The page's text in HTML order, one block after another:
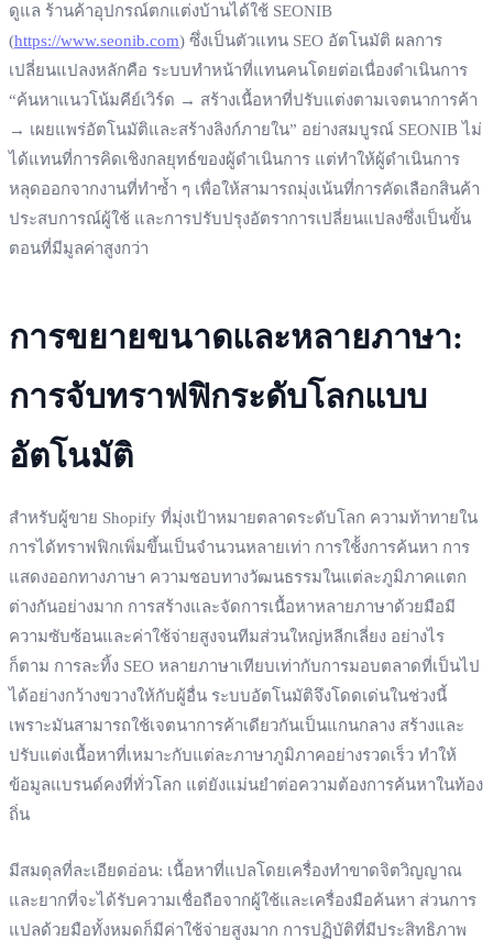
ดูแล ร้านค้าอุปกรณ์ตกแต่งบ้านได้ใช้ SEONIB
(https://www.seonib.com) ซึ่งเป็นตัวแทน SEO อัตโนมัติ ผลการ
เปลี่ยนแปลงหลักคือ ระบบทำหน้าที่แทนคนโดยต่อเนื่องดำเนินการ
“ค้นหาแนวโน้มคีย์เวิร์ด → สร้างเนื้อหาที่ปรับแต่งตามเจตนาการค้า
→ เผยแพร่อัตโนมัติและสร้างลิงก์ภายใน” อย่างสมบูรณ์ SEONIB ไม่
ได้แทนที่การคิดเชิงกลยุทธ์ของผู้ดำเนินการ แต่ทำให้ผู้ดำเนินการ
หลุดออกจากงานที่ทำซ้ำ ๆ เพื่อให้สามารถมุ่งเน้นที่การคัดเลือกสินค้า
ประสบการณ์ผู้ใช้ และการปรับปรุงอัตราการเปลี่ยนแปลงซึ่งเป็นขั้น
ตอนที่มีมูลค่าสูงกว่า
การขยายขนาดและหลายภาษา:
การจับทราฟฟิกระดับโลกแบบ
อัตโนมัติ
สำหรับผู้ขาย Shopify ที่มุ่งเป้าหมายตลาดระดับโลก ความท้าทายใน
การได้ทราฟฟิกเพิ่มขึ้นเป็นจำนวนหลายเท่า การใช้้งการค้นหา การ
แสดงออกทางภาษา ความชอบทางวัฒนธรรมในแต่ละภูมิภาคแตก
ต่างกันอย่างมาก การสร้างและจัดการเนื้อหาหลายภาษาด้วยมือมี
ความซับซ้อนและค่าใช้จ่ายสูงจนทีมส่วนใหญ่หลีกเลี่ยง อย่างไร
ก็ตาม การละทิ้ง SEO หลายภาษาเทียบเท่ากับการมอบตลาดที่เป็นไป
ได้อย่างกว้างขวางให้กับผู้อื่น ระบบอัตโนมัติจึงโดดเด่นในช่วงนี้
เพราะมันสามารถใช้เจตนาการค้าเดียวกันเป็นแกนกลาง สร้างและ
ปรับแต่งเนื้อหาที่เหมาะกับแต่ละภาษาภูมิภาคอย่างรวดเร็ว ทำให้
ข้อมูลแบรนด์คงที่ทั่วโลก แต่ยังแม่นยำต่อความต้องการค้นหาในท้อง
ถิ่น
มีสมดุลที่ละเอียดอ่อน: เนื้อหาที่แปลโดยเครื่องทำขาดจิตวิญญาณ
และยากที่จะได้รับความเชื่อถือจากผู้ใช้และเครื่องมือค้นหา ส่วนการ
แปลด้วยมือทั้งหมดก็มีค่าใช้จ่ายสูงมาก การปฏิบัติที่มีประสิทธิภาพ